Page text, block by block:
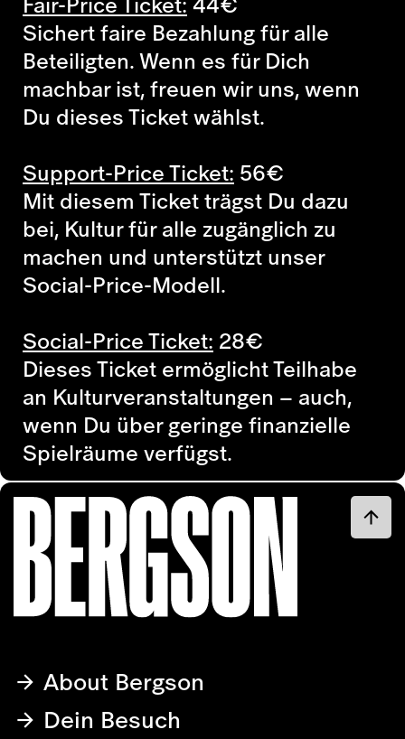
Sichert faire Bezahlung für alle
Beteiligten. Wenn es für Dich
machbar ist, freuen wir uns, wenn
Du dieses Ticket wählst.
Support-Price Ticket: 56€
Mit diesem Ticket trägst Du dazu
bei, Kultur für alle zugänglich zu
machen und unterstützt unser
Social-Price-Modell.
Social-Price Ticket: 28€
Dieses Ticket ermöglicht Teilhabe
an Kulturveranstaltungen – auch,
wenn Du über geringe finanzielle
Spielräume verfügst.
About Bergson
Dein Besuch